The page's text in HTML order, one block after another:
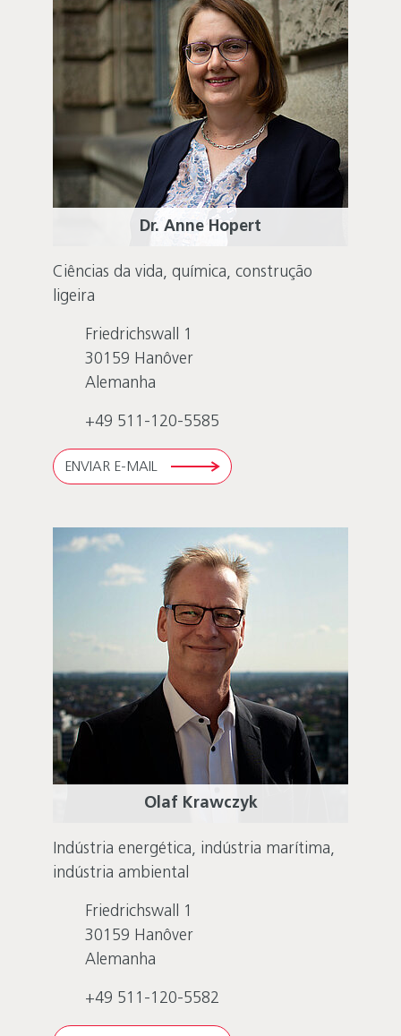
Dr. Anne Hopert
Ciências da vida, química, construção
ligeira
Friedrichswall 1
30159 Hanôver
Alemanha
+49 511-120-5585
ENVIAR E-MAIL
Olaf Krawczyk
Indústria energética, indústria marítima,
indústria ambiental
Friedrichswall 1
30159 Hanôver
Alemanha
+49 511-120-5582